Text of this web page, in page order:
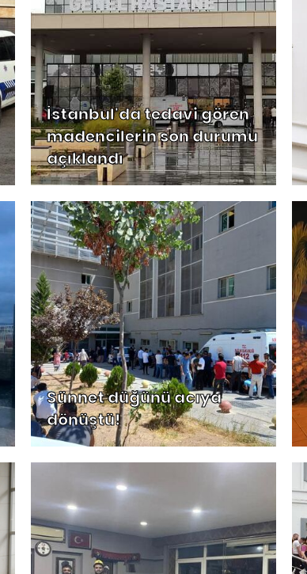
İstanbul'da tedavi gören
madencilerin son durumu
açıklandı
Sünnet düğünü acıya
dönüştü!